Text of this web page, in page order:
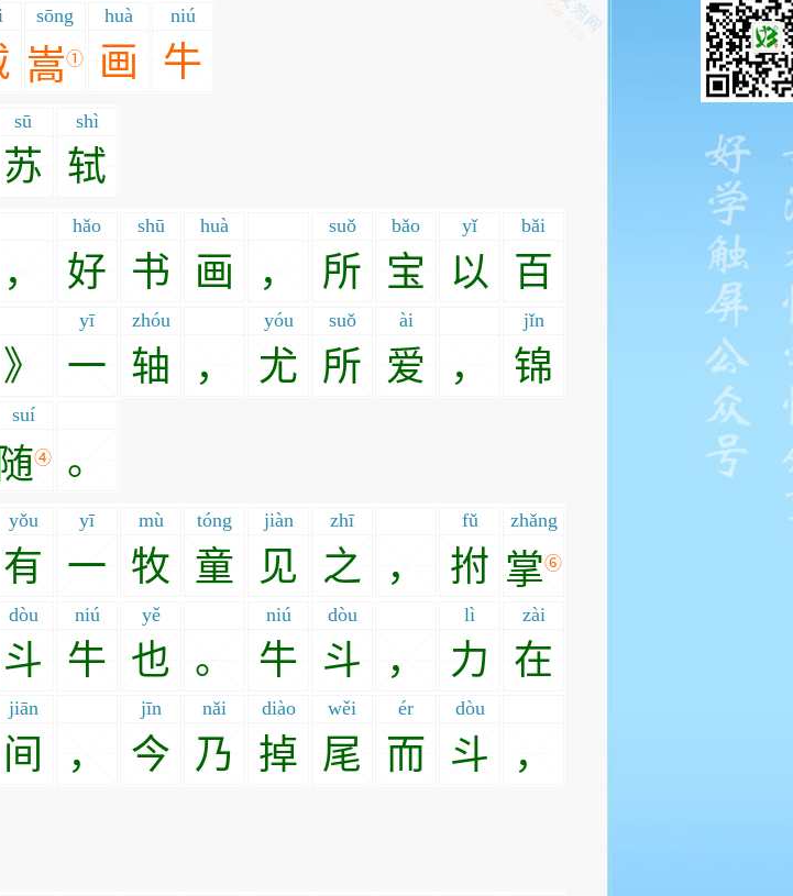
sōng huà niú
嵩① 画 牛
sū shì
苏 轼
hǎo shū huà suǒ bǎo yǐ bǎi
， 好 书 画 ， 所 宝 以 百
yī zhóu yóu suǒ ài jǐn
》 一 轴 ， 尤 所 爱 ， 锦
suí
随④ 。
yǒu yī mù tóng jiàn zhī fǔ zhǎng
有 一 牧 童 见 之 ， 拊 掌⑥
dòu niú yě niú dòu lì zài
斗 牛 也 。 牛 斗 ， 力 在
jiān jīn nǎi diào wěi ér dòu
间 ， 今 乃 掉 尾 而 斗 ，